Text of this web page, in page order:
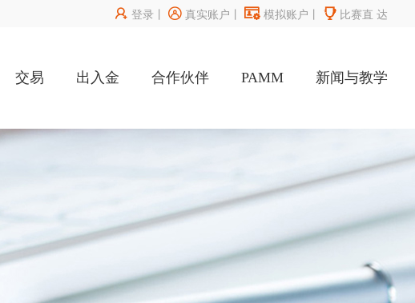
 登录 丨 真实账户  模拟账户  比赛直 达
交易 出入金 合作伙伴 PAMM 新闻与教学